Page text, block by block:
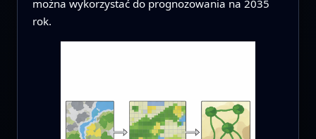
można wykorzystać do prognozowania na 2035
rok.